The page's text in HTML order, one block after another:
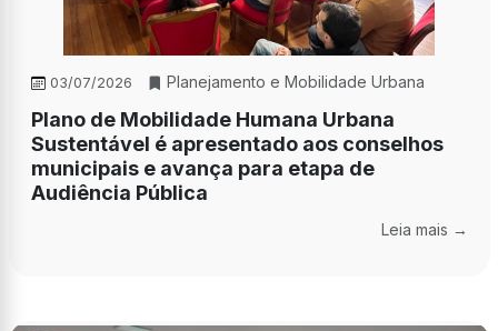
03/07/2026 Planejamento e Mobilidade Urbana
Plano de Mobilidade Humana Urbana
Sustentável é apresentado aos conselhos
municipais e avança para etapa de
Audiência Pública
Leia mais →